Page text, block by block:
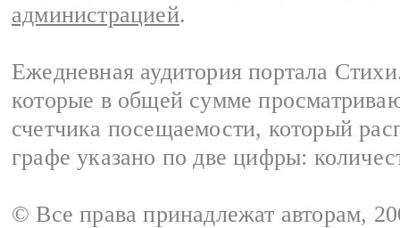
администрацией.
Ежедневная аудитория портала
которые в общей сумме
счетчика посещаемости, который
графе указано по две цифры:
© Все права принадлежат авторам,